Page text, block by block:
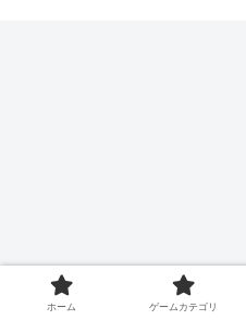
ホーム ゲームカテゴリ